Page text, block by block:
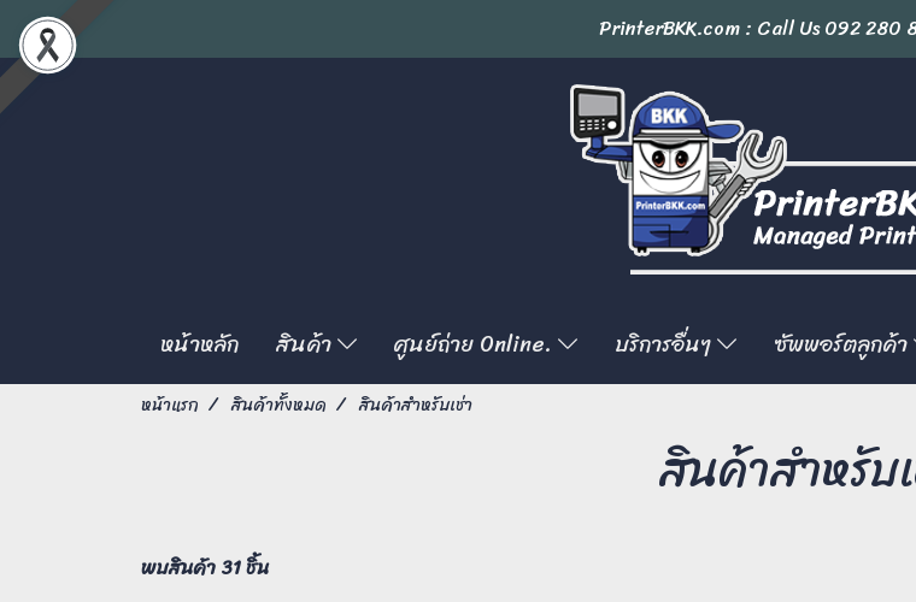
PrinterBKK.com : Call Us092 280
หน้าหลัก สินค้า ศูนย์ถ่าย Online. บริการอื่นๆ ซัพพอร์ตลูกค้า
หน้าแรก สินค้าทั้งหมด สินค้าสำหรับเช่า
สินค้าสำหรับ
พบสินค้า 31 ชิ้น